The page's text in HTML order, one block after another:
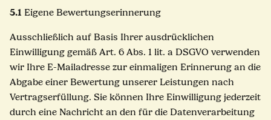
5.1 Eigene Bewertungserinnerung
Ausschließlich auf Basis Ihrer ausdrücklichen
Einwilligung gemäß Art. 6 Abs. 1 lit. a DSGVO verwenden
wir Ihre E-Mailadresse zur einmaligen Erinnerung an die
Abgabe einer Bewertung unserer Leistungen nach
Vertragserfüllung. Sie können Ihre Einwilligung jederzeit
durch eine Nachricht an den für die Datenverarbeitung